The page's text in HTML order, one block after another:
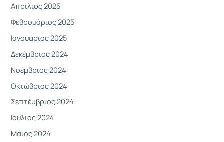
Απρίλιος 2025
Φεβρουάριος 2025
Ιανουάριος 2025
Δεκέμβριος 2024
Νοέμβριος 2024
Οκτώβριος 2024
Σεπτέμβριος 2024
Ιούλιος 2024
Μάιος 2024